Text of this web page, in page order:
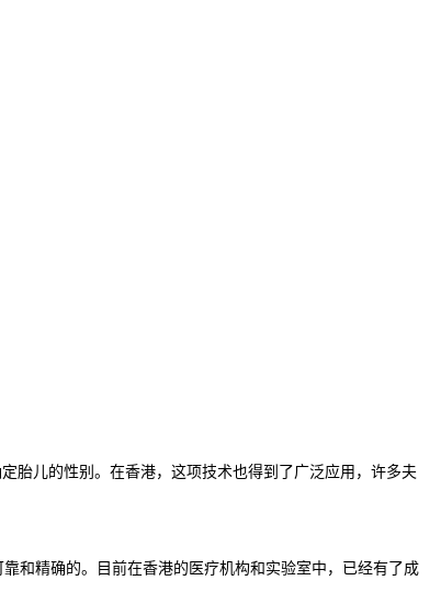
儿的性别。在香港，这项技术也得到了广泛应用，许多夫
和精确的。目前在香港的医疗机构和实验室中，已经有了成